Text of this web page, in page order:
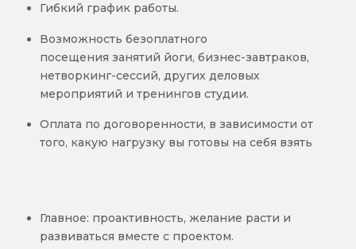
Гибкий график работы.
Возможность безоплатного
посещения занятий йоги, бизнес-завтраков,
нетворкинг-сессий, других деловых
мероприятий и тренингов студии.
Оплата по договоренности, в зависимости от
того, какую нагрузку вы готовы на себя взять
Главное: проактивность, желание расти и
развиваться вместе с проектом.